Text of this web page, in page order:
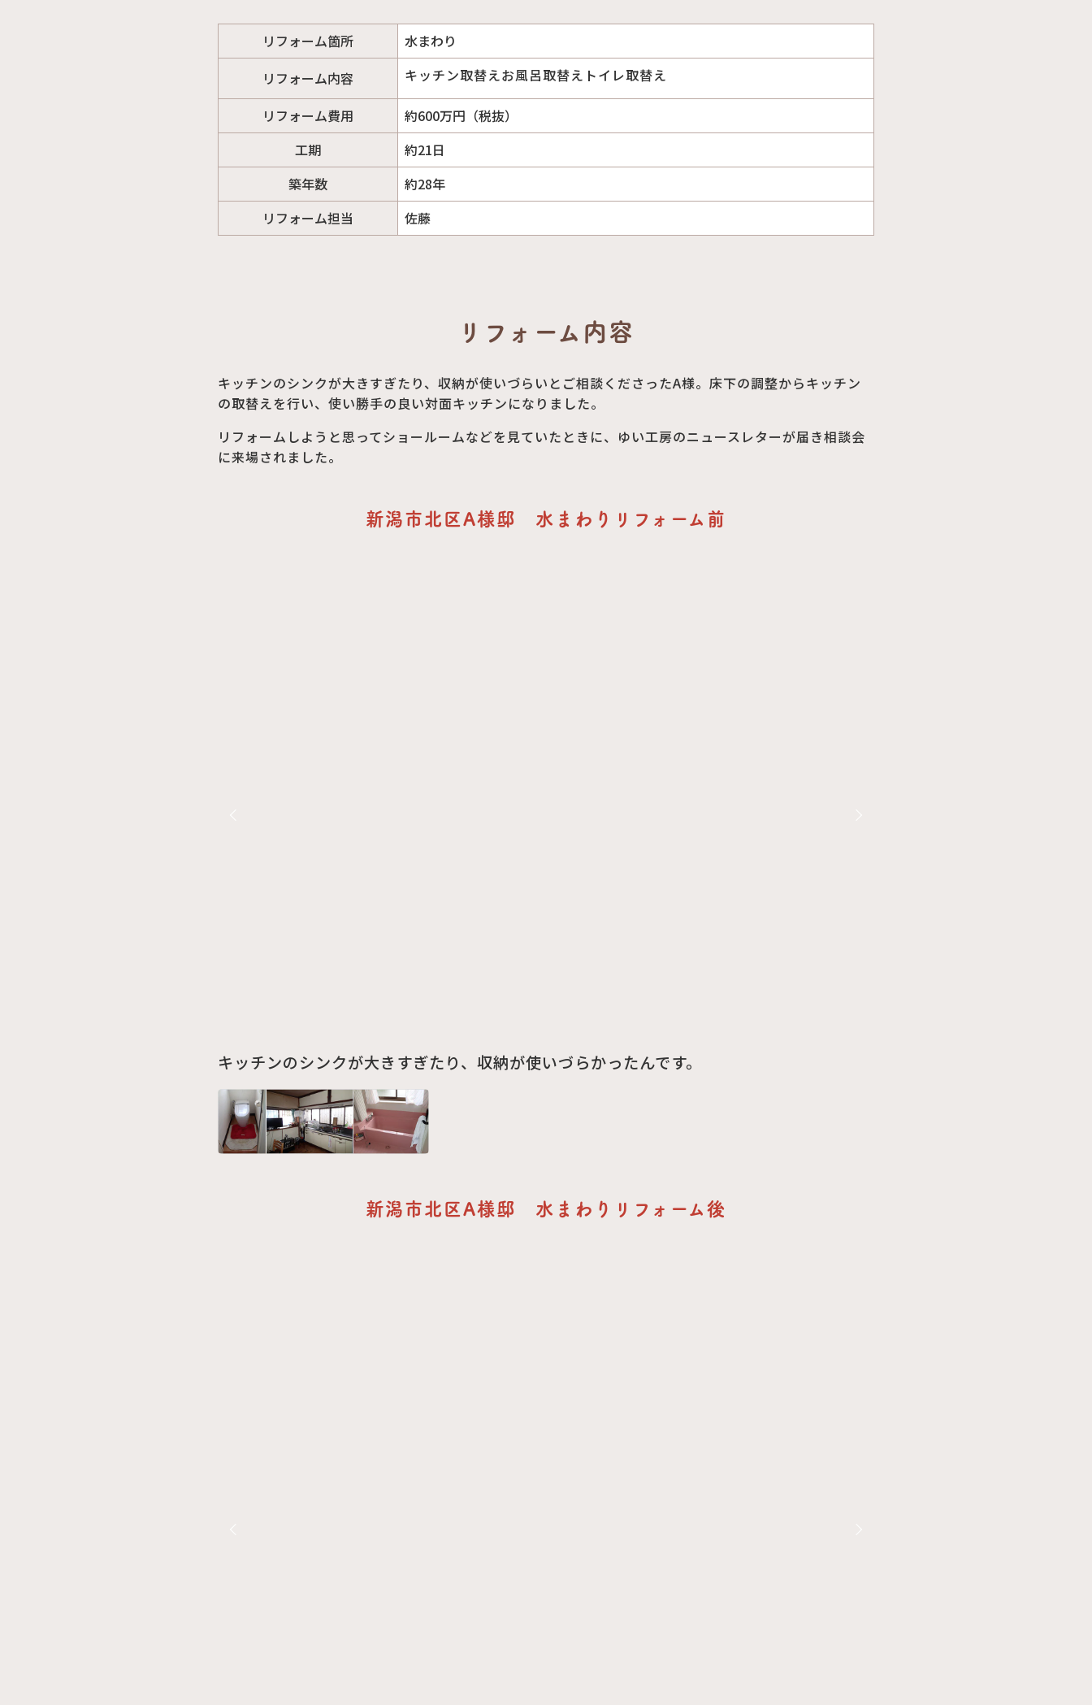
リフォーム箇所
水まわり
リフォーム内容
キッチン取替えお風呂取替えトイレ取替え
リフォーム費用
約600万円（税抜）
工期
約21日
築年数
約28年
リフォーム担当
佐藤
リフォーム内容
キッチンのシンクが大きすぎたり、収納が使いづらいとご相談くださったA様。床下の調整からキッチン
の取替えを行い、使い勝手の良い対面キッチンになりました。
リフォームしようと思ってショールームなどを見ていたときに、ゆい工房のニュースレターが届き相談会
に来場されました。
新潟市北区A様邸 水まわりリフォーム前
キッチンのシンクが大きすぎたり、収納が使いづらかったんです。
新潟市北区A様邸 水まわりリフォーム後